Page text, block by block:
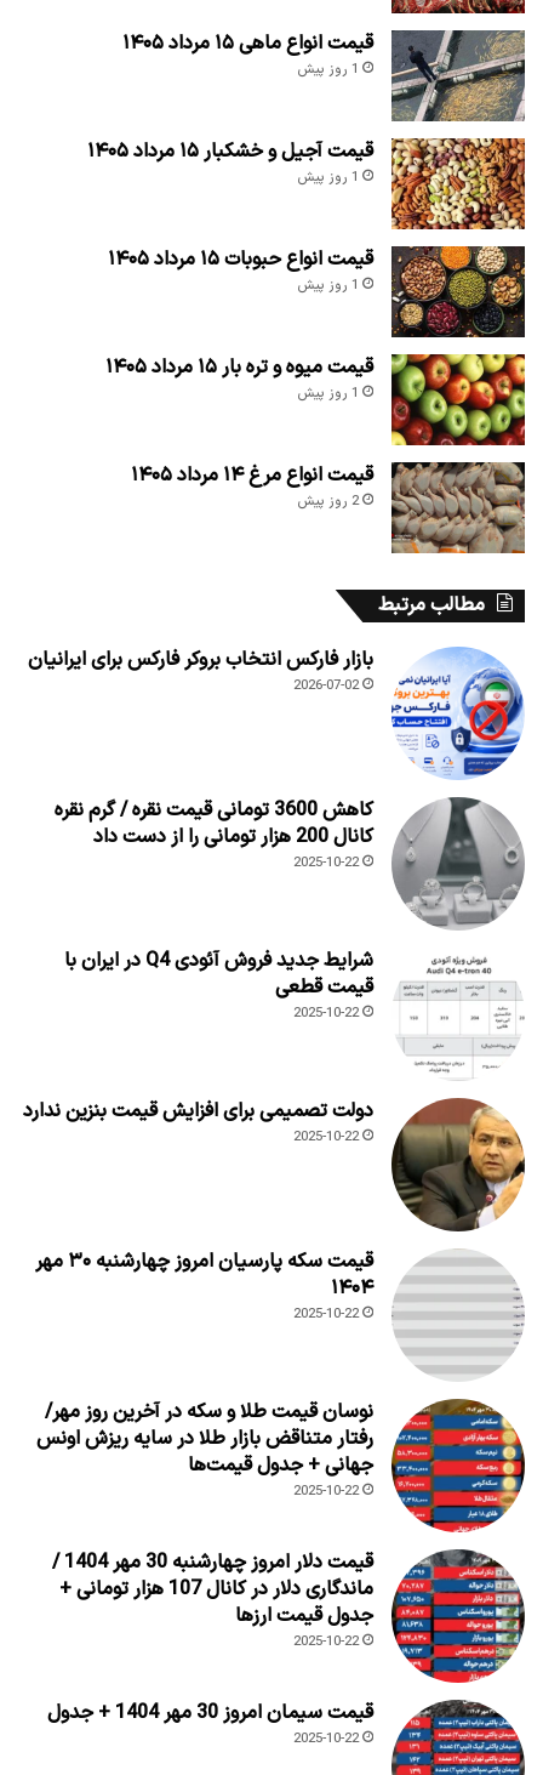
قیمت انواع ماهی ۱۵ مرداد ۱۴۰۵
1 روز پیش
قیمت آجیل و خشکبار ۱۵ مرداد ۱۴۰۵
1 روز پیش
قیمت انواع حبوبات ۱۵ مرداد ۱۴۰۵
1 روز پیش
قیمت میوه و تره بار ۱۵ مرداد ۱۴۰۵
1 روز پیش
قیمت انواع مرغ ۱۴ مرداد ۱۴۰۵
2 روز پیش
مطالب مرتبط
بازار فارکس انتخاب بروکر فارکس برای ایرانیان
2026-07-02
کاهش 3600 تومانی قیمت نقره / گرم نقره
کانال 200 هزار تومانی را از دست داد
2025-10-22
شرایط جدید فروش آئودی Q4 در ایران با
قیمت قطعی
2025-10-22
دولت تصمیمی برای افزایش قیمت بنزین ندارد
2025-10-22
قیمت سکه پارسیان امروز چهارشنبه ۳۰ مهر
۱۴۰۴
2025-10-22
نوسان قیمت طلا و سکه در آخرین روز مهر/
رفتار متناقض بازار طلا در سایه ریزش اونس
جهانی + جدول قیمت‌ها
2025-10-22
قیمت دلار امروز چهارشنبه 30 مهر 1404 /
ماندگاری دلار در کانال 107 هزار تومانی +
جدول قیمت ارزها
2025-10-22
قیمت سیمان امروز 30 مهر 1404 + جدول
2025-10-22